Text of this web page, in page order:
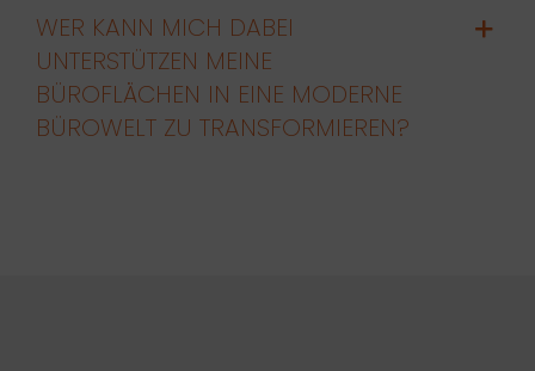
WER KANN MICH DABEI
UNTERSTÜTZEN MEINE
BÜROFLÄCHEN IN EINE MODERNE
BÜROWELT ZU TRANSFORMIEREN?